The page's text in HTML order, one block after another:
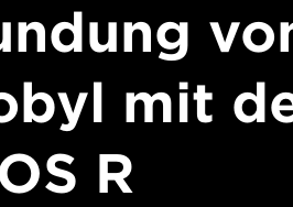
mit
R